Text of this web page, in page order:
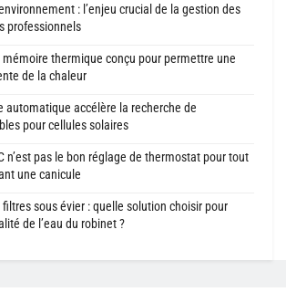
: l’enjeu crucial de la gestion des
professionnels
thermique conçu pour permettre une
de la chaleur
automatique accélère la recherche de
pour cellules solaires
n’est pas le bon réglage de thermostat pour tout
une canicule
sous évier : quelle solution choisir pour
de l’eau du robinet ?